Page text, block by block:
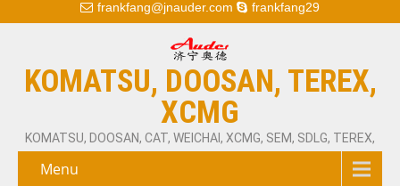
frankfang@jnauder.com frankfang29
KOMATSU, DOOSAN, TEREX,
XCMG
KOMATSU, DOOSAN, CAT, WEICHAI, XCMG, SEM, SDLG, TEREX,
Menu